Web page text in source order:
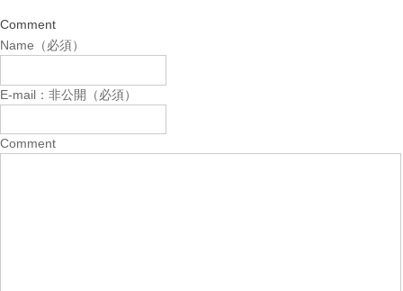
Comment
Name（必須）
E-mail：非公開（必須）
Comment